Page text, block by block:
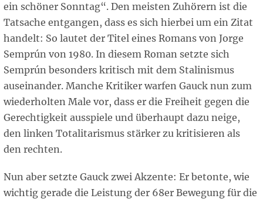
ein schöner Sonntag“. Den meisten Zuhörern ist die
Tatsache entgangen, dass es sich hierbei um ein Zitat
handelt: So lautet der Titel eines Romans von Jorge
Semprún von 1980. In diesem Roman setzte sich
Semprún besonders kritisch mit dem Stalinismus
auseinander. Manche Kritiker warfen Gauck nun zum
wiederholten Male vor, dass er die Freiheit gegen die
Gerechtigkeit ausspiele und überhaupt dazu neige,
den linken Totalitarismus stärker zu kritisieren als
den rechten.
Nun aber setzte Gauck zwei Akzente: Er betonte, wie
wichtig gerade die Leistung der 68er Bewegung für die